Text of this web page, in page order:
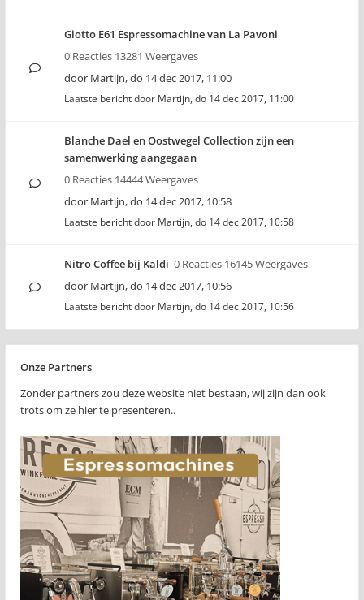
Giotto E61 Espressomachine van La Pavoni
0 Reacties 13281 Weergaves
door Martijn,do 14 dec 2017, 11:00
Laatste bericht door Martijn, do 14 dec 2017, 11:00
Blanche Dael en Oostwegel Collection zijn een
samenwerking aangegaan
0 Reacties 14444 Weergaves
door Martijn,do 14 dec 2017, 10:58
Laatste bericht door Martijn, do 14 dec 2017, 10:58
Nitro Coffee bij Kaldi 0 Reacties 16145 Weergaves
door Martijn,do 14 dec 2017, 10:56
Laatste bericht door Martijn, do 14 dec 2017, 10:56
Onze Partners
Zonder partners zou deze website niet bestaan, wij zijn dan ook
trots om ze hier te presenteren..